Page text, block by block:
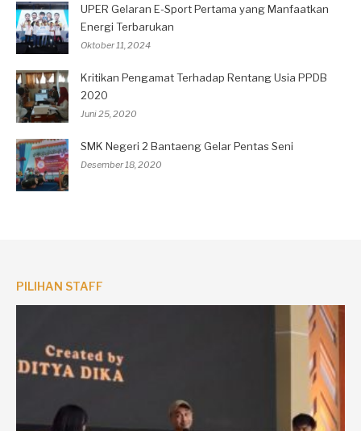
UPER Gelaran E-Sport Pertama yang Manfaatkan
Energi Terbarukan
Oktober 11, 2024
Kritikan Pengamat Terhadap Rentang Usia PPDB
2020
Juni 25, 2020
SMK Negeri 2 Bantaeng Gelar Pentas Seni
Desember 18, 2020
PILIHAN STAFF